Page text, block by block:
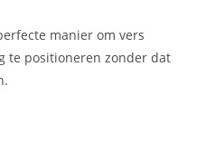
manier om vers
te positioneren zonder dat